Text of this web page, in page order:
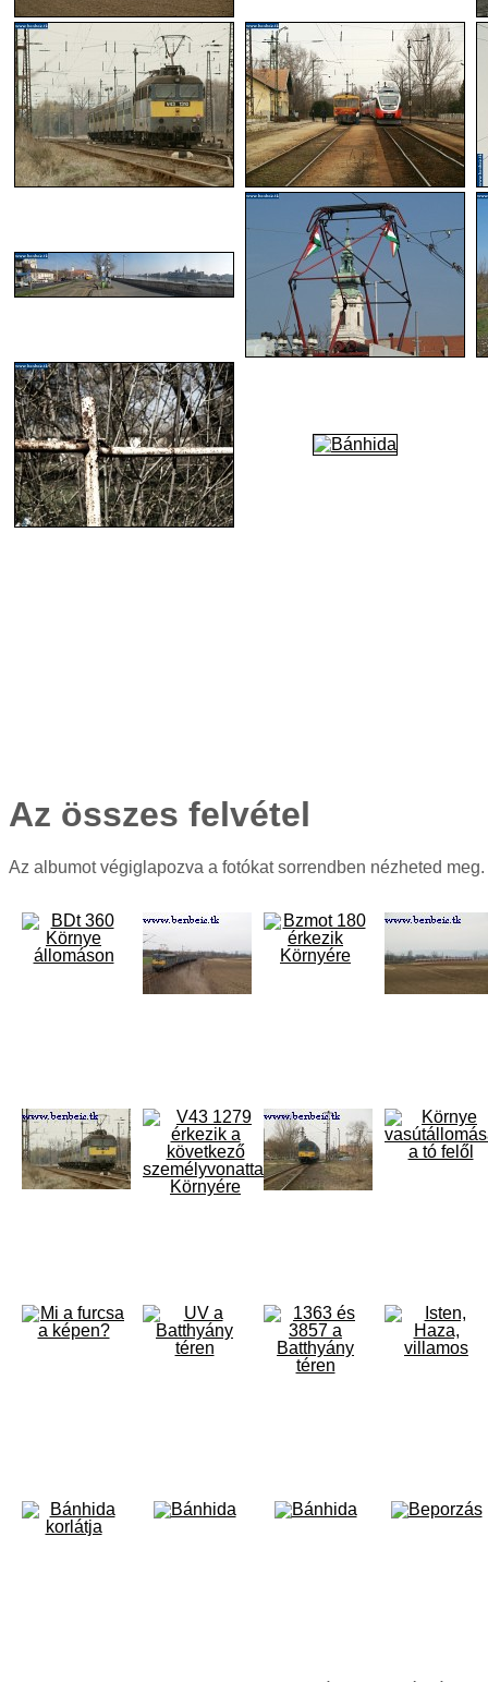
Az összes felvétel
Az albumot végiglapozva a fotókat sorrendben nézheted meg.